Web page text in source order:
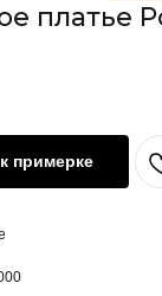
платье
примерке